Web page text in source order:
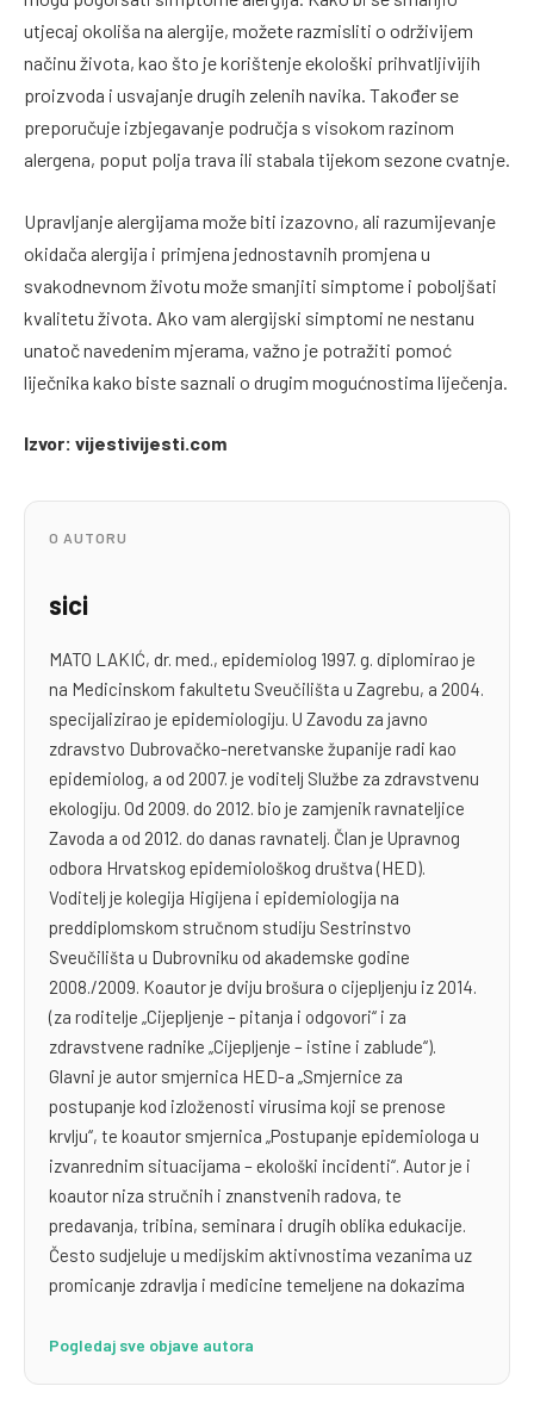
utjecaj okoliša na alergije, možete razmisliti o održivijem
načinu života, kao što je korištenje ekološki prihvatljivijih
proizvoda i usvajanje drugih zelenih navika. Također se
preporučuje izbjegavanje područja s visokom razinom
alergena, poput polja trava ili stabala tijekom sezone cvatnje.
Upravljanje alergijama može biti izazovno, ali razumijevanje
okidača alergija i primjena jednostavnih promjena u
svakodnevnom životu može smanjiti simptome i poboljšati
kvalitetu života. Ako vam alergijski simptomi ne nestanu
unatoč navedenim mjerama, važno je potražiti pomoć
liječnika kako biste saznali o drugim mogućnostima liječenja.
Izvor: vijestivijesti.com
O AUTORU
sici
MATO LAKIĆ, dr. med., epidemiolog 1997. g. diplomirao je
na Medicinskom fakultetu Sveučilišta u Zagrebu, a 2004.
specijalizirao je epidemiologiju. U Zavodu za javno
zdravstvo Dubrovačko-neretvanske županije radi kao
epidemiolog, a od 2007. je voditelj Službe za zdravstvenu
ekologiju. Od 2009. do 2012. bio je zamjenik ravnateljice
Zavoda a od 2012. do danas ravnatelj. Član je Upravnog
odbora Hrvatskog epidemiološkog društva (HED).
Voditelj je kolegija Higijena i epidemiologija na
preddiplomskom stručnom studiju Sestrinstvo
Sveučilišta u Dubrovniku od akademske godine
2008./2009. Koautor je dviju brošura o cijepljenju iz 2014.
(za roditelje „Cijepljenje – pitanja i odgovori“ i za
zdravstvene radnike „Cijepljenje – istine i zablude“).
Glavni je autor smjernica HED-a „Smjernice za
postupanje kod izloženosti virusima koji se prenose
krvlju“, te koautor smjernica „Postupanje epidemiologa u
izvanrednim situacijama – ekološki incidenti“. Autor je i
koautor niza stručnih i znanstvenih radova, te
predavanja, tribina, seminara i drugih oblika edukacije.
Često sudjeluje u medijskim aktivnostima vezanima uz
promicanje zdravlja i medicine temeljene na dokazima
Pogledaj sve objave autora